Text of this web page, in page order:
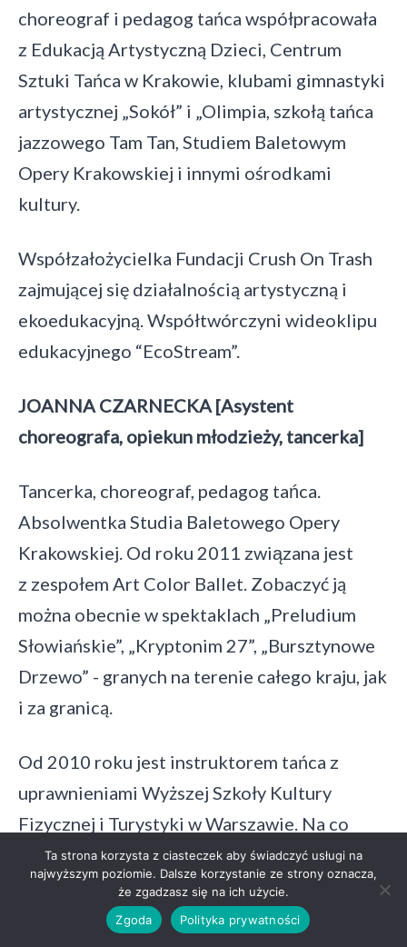
choreograf i pedagog tańca współpracowała
z Edukacją Artystyczną Dzieci, Centrum
Sztuki Tańca w Krakowie, klubami gimnastyki
artystycznej „Sokół” i „Olimpia, szkołą tańca
jazzowego Tam Tan, Studiem Baletowym
Opery Krakowskiej i innymi ośrodkami
kultury.
Współzałożycielka Fundacji Crush On Trash
zajmującej się działalnością artystyczną i
ekoedukacyjną. Współtwórczyni wideoklipu
edukacyjnego “EcoStream”.
JOANNA CZARNECKA [Asystent
choreografa, opiekun młodzieży, tancerka]
Tancerka, choreograf, pedagog tańca.
Absolwentka Studia Baletowego Opery
Krakowskiej. Od roku 2011 związana jest
z zespołem Art Color Ballet. Zobaczyć ją
można obecnie w spektaklach „Preludium
Słowiańskie”, „Kryptonim 27”, „Bursztynowe
Drzewo” - granych na terenie całego kraju, jak
i za granicą.
Od 2010 roku jest instruktorem tańca z
uprawnieniami Wyższej Szkoły Kultury
Fizycznej i Turystyki w Warszawie. Na co
dzień uczy technik takich jak: balet, jazz,
taniec współczesny (dzieci, młodzież oraz
dorosłych) w szkołach prywatnych oraz
Ta strona korzysta z ciasteczek aby świadczyć usługi na
najwyższym poziomie. Dalsze korzystanie ze strony oznacza,
że zgadzasz się na ich użycie.
Zgoda
Polityka prywatności